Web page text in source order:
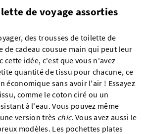
de voyage assorties
des trousses de toilette de
de cadeau cousue main qui peut leur
cette idée, c'est que vous n'avez
quantité de tissu pour chacune, ce
économique sans avoir l'air ! Essayez
comme le coton ciré ou un
à l'eau. Vous pouvez même
version très chic. Vous avez aussi le
modèles. Les pochettes plates